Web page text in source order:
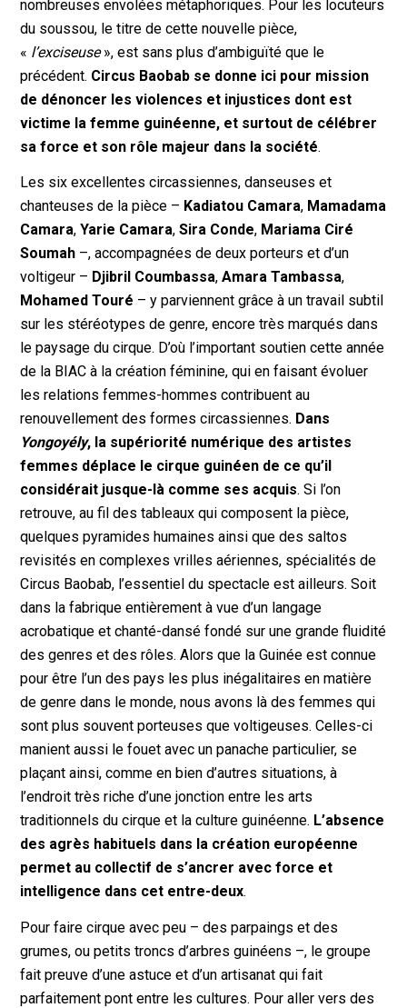
nombreuses envolées métaphoriques. Pour les locuteurs
du soussou, le titre de cette nouvelle pièce,
« l’exciseuse», est sans plus d’ambiguïté que le
précédent. Circus Baobab se donne ici pour mission
de dénoncer les violences et injustices dont est
victime la femme guinéenne, et surtout de célébrer
sa force et son rôle majeur dans la société.
Les six excellentes circassiennes, danseuses et
chanteuses de la pièce – Kadiatou Camara, Mamadama
Camara,Yarie Camara,Sira Conde, Mariama Ciré
Soumah –, accompagnées de deux porteurs et d’un
voltigeur – Djibril Coumbassa,Amara Tambassa,
Mohamed Touré – y parviennent grâce à un travail subtil
sur les stéréotypes de genre, encore très marqués dans
le paysage du cirque. D’où l’important soutien cette année
de la BIAC à la création féminine, qui en faisant évoluer
les relations femmes-hommes contribuent au
renouvellement des formes circassiennes. Dans
Yongoyély, la supériorité numérique des artistes
femmes déplace le cirque guinéen de ce qu’il
considérait jusque-là comme ses acquis. Si l’on
retrouve, au fil des tableaux qui composent la pièce,
quelques pyramides humaines ainsi que des saltos
revisités en complexes vrilles aériennes, spécialités de
Circus Baobab, l’essentiel du spectacle est ailleurs. Soit
dans la fabrique entièrement à vue d’un langage
acrobatique et chanté-dansé fondé sur une grande fluidité
des genres et des rôles. Alors que la Guinée est connue
pour être l’un des pays les plus inégalitaires en matière
de genre dans le monde, nous avons là des femmes qui
sont plus souvent porteuses que voltigeuses. Celles-ci
manient aussi le fouet avec un panache particulier, se
plaçant ainsi, comme en bien d’autres situations, à
l’endroit très riche d’une jonction entre les arts
traditionnels du cirque et la culture guinéenne. L’absence
des agrès habituels dans la création européenne
permet au collectif de s’ancrer avec force et
intelligence dans cet entre-deux.
Pour faire cirque avec peu – des parpaings et des
grumes, ou petits troncs d’arbres guinéens –, le groupe
fait preuve d’une astuce et d’un artisanat qui fait
parfaitement pont entre les cultures. Pour aller vers des